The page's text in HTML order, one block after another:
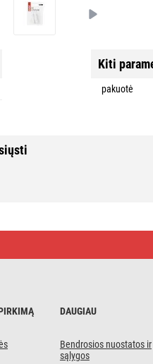
Kiti
pakuotė
DAUGIAU
Bendrosios nuostatos ir
sąlygos